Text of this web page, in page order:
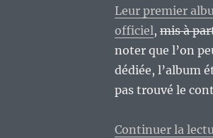
Leur premier
officiel, mis à
noter que l’on
dédiée, l’album
pas trouvé le
Continuer la